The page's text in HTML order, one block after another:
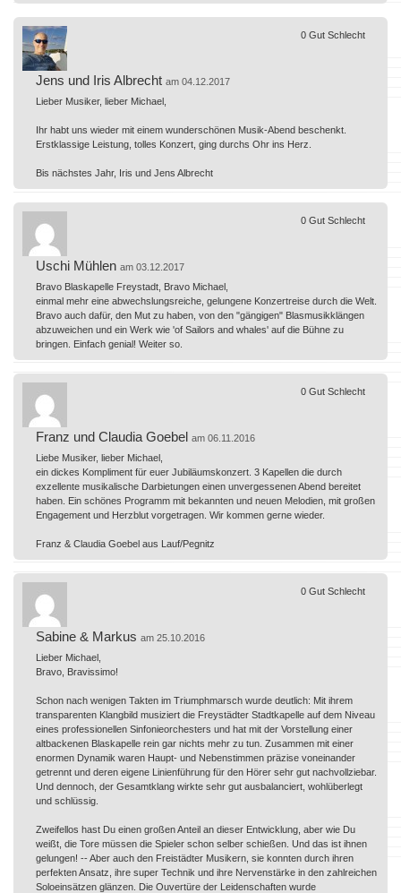
Jens und Iris Albrecht am 04.12.2017
Lieber Musiker, lieber Michael,
Ihr habt uns wieder mit einem wunderschönen Musik-Abend beschenkt.
Erstklassige Leistung, tolles Konzert, ging durchs Ohr ins Herz.
Bis nächstes Jahr, Iris und Jens Albrecht
0 Gut Schlecht
Uschi Mühlen am 03.12.2017
Bravo Blaskapelle Freystadt, Bravo Michael,
einmal mehr eine abwechslungsreiche, gelungene Konzertreise durch die Welt.
Bravo auch dafür, den Mut zu haben, von den "gängigen" Blasmusikklängen
abzuweichen und ein Werk wie 'of Sailors and whales' auf die Bühne zu
bringen. Einfach genial! Weiter so.
0 Gut Schlecht
Franz und Claudia Goebel am 06.11.2016
Liebe Musiker, lieber Michael,
ein dickes Kompliment für euer Jubiläumskonzert. 3 Kapellen die durch
exzellente musikalische Darbietungen einen unvergessenen Abend bereitet
haben. Ein schönes Programm mit bekannten und neuen Melodien, mit großen
Engagement und Herzblut vorgetragen. Wir kommen gerne wieder.
Franz & Claudia Goebel aus Lauf/Pegnitz
0 Gut Schlecht
Sabine & Markus am 25.10.2016
Lieber Michael,
Bravo, Bravissimo!
Schon nach wenigen Takten im Triumphmarsch wurde deutlich: Mit ihrem
transparenten Klangbild musiziert die Freystädter Stadtkapelle auf dem Niveau
eines professionellen Sinfonieorchesters und hat mit der Vorstellung einer
altbackenen Blaskapelle rein gar nichts mehr zu tun. Zusammen mit einer
enormen Dynamik waren Haupt- und Nebenstimmen präzise voneinander
getrennt und deren eigene Linienführung für den Hörer sehr gut nachvollziebar.
Und dennoch, der Gesamtklang wirkte sehr gut ausbalanciert, wohlüberlegt
und schlüssig.
Zweifellos hast Du einen großen Anteil an dieser Entwicklung, aber wie Du
weißt, die Tore müssen die Spieler schon selber schießen. Und das ist ihnen
gelungen! -- Aber auch den Freistädter Musikern, sie konnten durch ihren
perfekten Ansatz, ihre super Technik und ihre Nervenstärke in den zahlreichen
Soloeinsätzen glänzen. Die Ouvertüre der Leidenschaften wurde
0 Gut Schlecht